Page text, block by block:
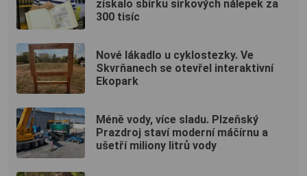
získalo sbírku sirkových nálepek za
300 tisíc
Nové lákadlo u cyklostezky. Ve
Skvrňanech se otevřel interaktivní
Ekopark
Méně vody, více sladu. Plzeňský
Prazdroj staví moderní máčírnu a
ušetří miliony litrů vody